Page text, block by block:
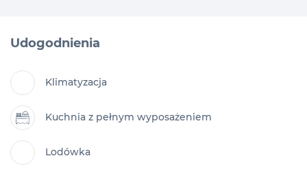
Udogodnienia
Klimatyzacja
Kuchnia z pełnym wyposażeniem
Lodówka